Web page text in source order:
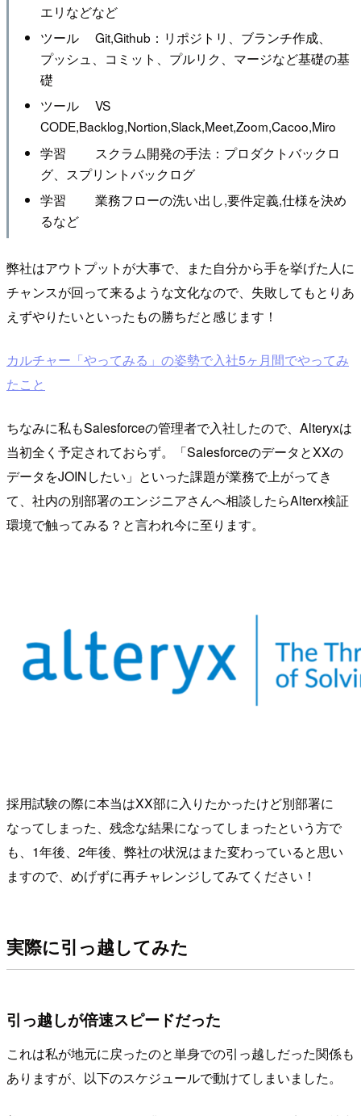
エリなどなど
ツール Git,Github：リポジトリ、ブランチ作成、
プッシュ、コミット、プルリク、マージなど基礎の基
礎
ツール VS
CODE,Backlog,Nortion,Slack,Meet,Zoom,Cacoo,Miro
学習 スクラム開発の手法：プロダクトバックロ
グ、スプリントバックログ
学習 業務フローの洗い出し,要件定義,仕様を決め
るなど
弊社はアウトプットが大事で、また自分から手を挙げた人に
チャンスが回って来るような文化なので、失敗してもとりあ
えずやりたいといったもの勝ちだと感じます！
カルチャー「やってみる」の姿勢で入社5ヶ月間でやってみ
たこと
ちなみに私もSalesforceの管理者で入社したので、Alteryxは
当初全く予定されておらず。「SalesforceのデータとXXの
データをJOINしたい」といった課題が業務で上がってき
て、社内の別部署のエンジニアさんへ相談したらAlterx検証
環境で触ってみる？と言われ今に至ります。
採用試験の際に本当はXX部に入りたかったけど別部署に
なってしまった、残念な結果になってしまったという方で
も、1年後、2年後、弊社の状況はまた変わっていると思い
ますので、めげずに再チャレンジしてみてください！
実際に引っ越してみた
引っ越しが倍速スピードだった
これは私が地元に戻ったのと単身での引っ越しだった関係も
ありますが、以下のスケジュールで動けてしまいました。